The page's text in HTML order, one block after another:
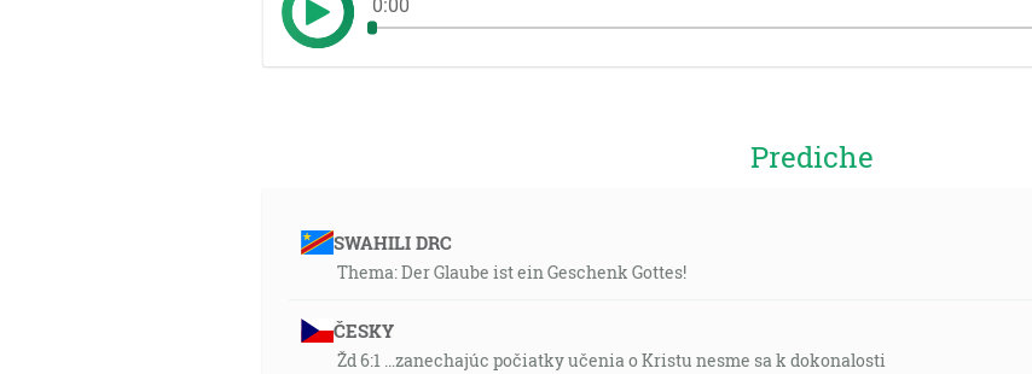
0:00
Prediche
SWAHILI DRC
Thema: Der Glaube ist ein Geschenk Gottes!
ČESKY
Žd 6:1 …zanechajúc počiatky učenia o Kristu nesme sa k dokonalosti